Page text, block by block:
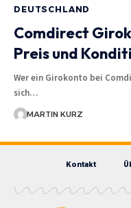
DEUTSCHLAND
Comdirect
Preis und
Wer ein Girokonto bei
sich…
MARTIN KURZ
Kontakt